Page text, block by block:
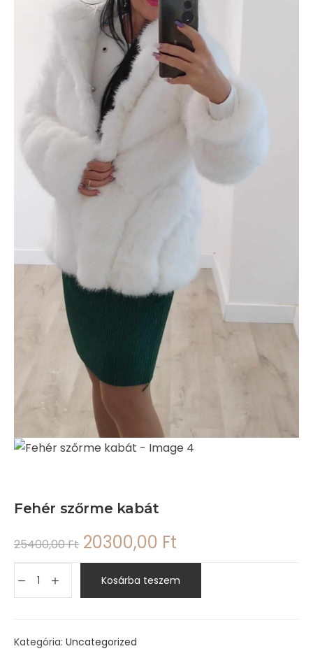
Fehér szőrme kabát
25400,00Ft 20300,00 Ft
Kosárba teszem
Kategória: Uncategorized